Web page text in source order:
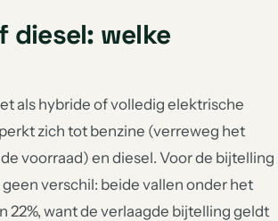
diesel: welke
als hybride of volledig elektrische
zich tot benzine (verreweg het
voorraad) en diesel. Voor de bijtelling
verschil: beide vallen onder het
22%, want de verlaagde bijtelling geldt